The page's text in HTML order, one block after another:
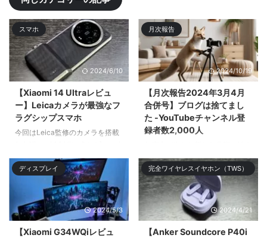
スマホ
2024/6/10
【Xiaomi 14 Ultraレビュ
ー】Leicaカメラが最強なフ
ラグシップスマホ
今回はLeica監修のカメラを搭載
る。Xiaomiのガチのフラ| ...
月次報告
2024/10/19
【月次報告2024年3月4月
合併号】ブログは捨てまし
た -YouTubeチャンネル登
録者数2,000人
り新入生や新クラス、新入社員な
ど新 ...
ディスプレイ
2024/5/3
【Xiaomi G34WQiレビュ
完全ワイヤレスイヤホン（TWS）
2024/4/21
【Anker Soundcore P40i